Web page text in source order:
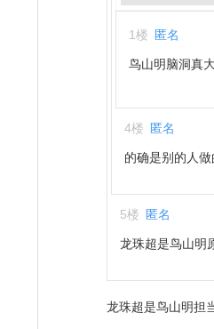
1楼 匿名
鸟山明脑洞真
4楼 匿名
的确是别的人
5楼 匿名
龙珠超是鸟山明
龙珠超是鸟山明担